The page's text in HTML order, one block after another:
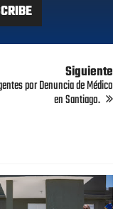
Siguiente
por Denuncia de Médico
en Santiago.